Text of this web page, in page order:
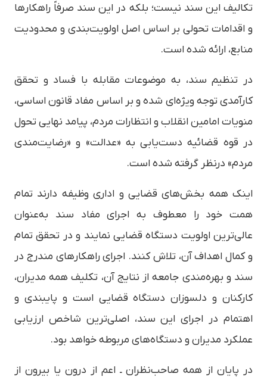
تکالیف این سند نیست؛ بلکه در این سند صرفاً راهکارها
و اقدامات تحولی بر اساس اصل اولویت‌بندی و محدودیت
منابع، ارائه شده است.
در تنظیم سند، به موضوعات مقابله با فساد و تحقق
کارآمدی توجه ویژه‌ای شده و بر اساس مفاد قانون اساسی،
منویات امامین انقلاب و انتظارات مردم، پیامد نهایی تحول
در قوه قضائیه دست‌یابی به «عدالت» و «رضایت‌مندی
مردم» درنظر گرفته شده است.
اینک همه بخش‌های قضایی و اداری وظیفه دارند تمام
همت خود را معطوف به اجرای مفاد سند به‌عنوان
عالی‌ترین اولویت دستگاه قضایی نمایند و در تحقق تمام
و کمال اهداف آن، تلاش کنند. اجرای راهکارهای مندرج در
سند و بهره‌مندی جامعه از نتایج آن، تکلیف همه مدیران،
کارکنان و دلسوزان دستگاه قضایی است و پایبندی و
اهتمام در اجرای این سند، اصلی‌ترین شاخص ارزیابی
عملکرد مدیران و دستگاه‌های مربوطه خواهد بود.
در پایان از همه صاحب‌نظران ـ اعم از درون یا بیرون از